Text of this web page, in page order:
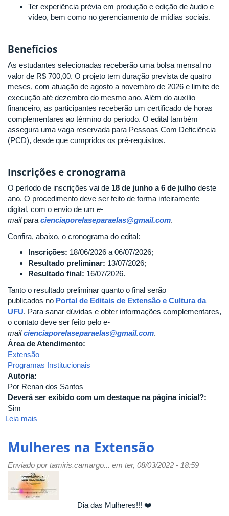
Ter experiência prévia em produção e edição de áudio e
vídeo, bem como no gerenciamento de mídias sociais.
Benefícios
As estudantes selecionadas receberão uma bolsa mensal no
valor de R$ 700,00. O projeto tem duração prevista de quatro
meses, com atuação de agosto a novembro de 2026 e limite de
execução até dezembro do mesmo ano. Além do auxílio
financeiro, as participantes receberão um certificado de horas
complementares ao término do período. O edital também
assegura uma vaga reservada para Pessoas Com Deficiência
(PCD), desde que cumpridos os pré-requisitos.
Inscrições e cronograma
O período de inscrições vai de 18 de junho a 6 de julho deste
ano. O procedimento deve ser feito de forma inteiramente
digital, com o envio de um e-
mailpara cienciaporelaseparaelas@gmail.com.
Confira, abaixo, o cronograma do edital:
Inscrições: 18/06/2026 a 06/07/2026;
Resultado preliminar: 13/07/2026;
Resultado final: 16/07/2026.
Tanto o resultado preliminar quanto o final serão
publicados no Portal de Editais de Extensão e Cultura da
UFU. Para sanar dúvidas e obter informações complementares,
o contato deve ser feito pelo e-
mailcienciaporelaseparaelas@gmail.com.
Área de Atendimento:
Extensão
Programas Institucionais
Autoria:
Por Renan dos Santos
Deverá ser exibido com um destaque na página inicial?:
Sim
Leia mais
para
bolsistas
de
extensão
do
Mulheres na Extensão
Enviado portamiris.camargo... em ter, 08/03/2022 - 18:59
Dia das Mulheres!!! ❤️